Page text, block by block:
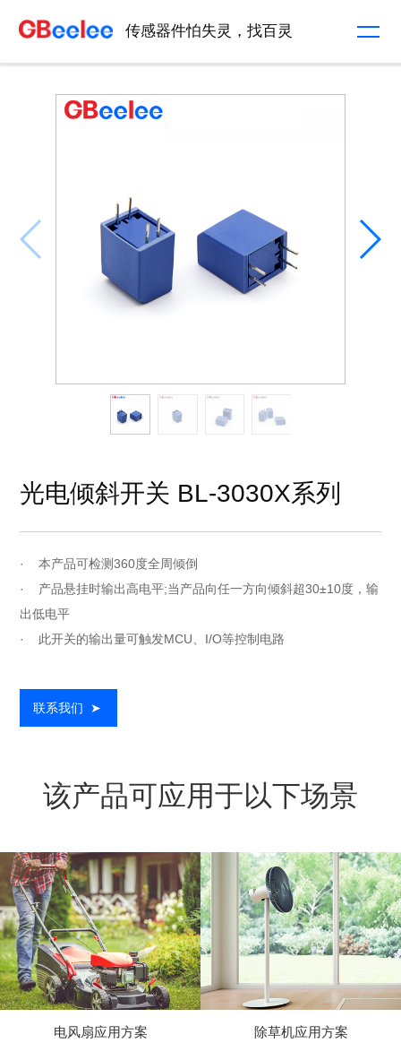
传感器件怕失灵，找百灵
光电倾斜开关 BL-3030X系列
· 本产品可检测360度全周倾倒
· 产品悬挂时输出高电平;当产品向任一方向倾斜超30±10度，输
出低电平
· 此开关的输出量可触发MCU、I/O等控制电路
联系我们 ➤
该产品可应用于以下场景
电风扇应用方案 除草机应用方案